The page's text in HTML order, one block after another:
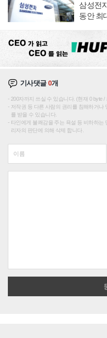
삼성전
동안 최
기사댓글0개
200자까지 쓰실 수 있습니다. (현재 0 byte /
저작권 등 다른 사람의 권리를 침해하거나
를 받을 수 있습니다.
타인에게 불쾌감을 주는 욕설 등 비하하
리자의 판단에 의해 삭제 합니다.